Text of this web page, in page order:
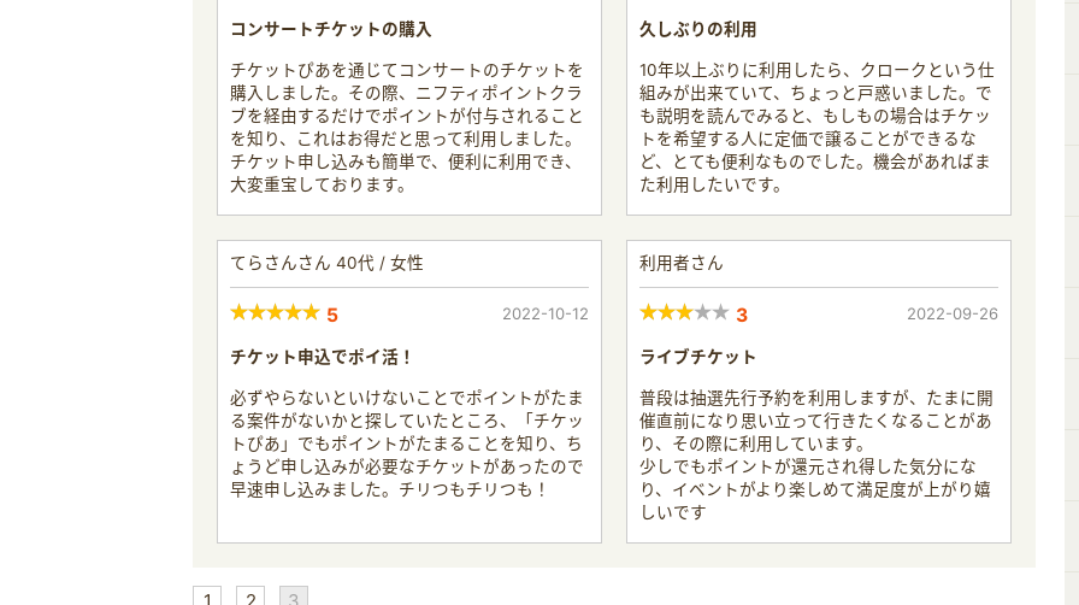
コンサートチケットの購入
チケットぴあを通じてコンサートのチケットを
購入しました。その際、ニフティポイントクラ
ブを経由するだけでポイントが付与されること
を知り、これはお得だと思って利用しました。
チケット申し込みも簡単で、便利に利用でき、
大変重宝しております。
久しぶりの利用
10年以上ぶりに利用したら、クロークという仕
組みが出来ていて、ちょっと戸惑いました。で
も説明を読んでみると、もしもの場合はチケッ
トを希望する人に定価で譲ることができるな
ど、とても便利なものでした。機会があればま
た利用したいです。
てらさんさん 40代 / 女性
5 2022-10-12
チケット申込でポイ活！
必ずやらないといけないことでポイントがたま
る案件がないかと探していたところ、「チケッ
トぴあ」でもポイントがたまることを知り、ち
ょうど申し込みが必要なチケットがあったので
早速申し込みました。チリつもチリつも！
利用者さん
3 2022-09-26
ライブチケット
普段は抽選先行予約を利用しますが、たまに開
催直前になり思い立って行きたくなることがあ
り、その際に利用しています。
少しでもポイントが還元され得した気分にな
り、イベントがより楽しめて満足度が上がり嬉
しいです